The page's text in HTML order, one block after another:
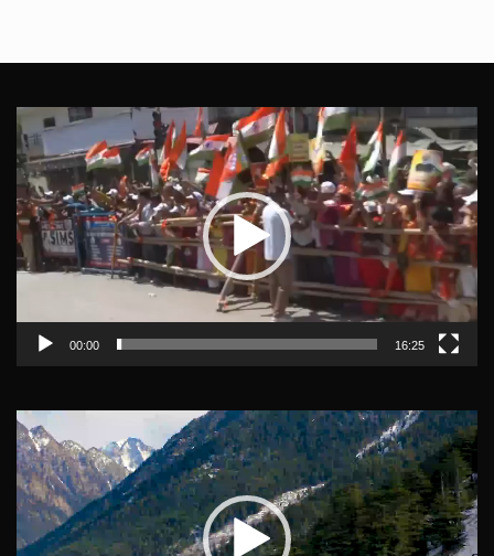
Video
Player
00:00 16:25
Video
Player